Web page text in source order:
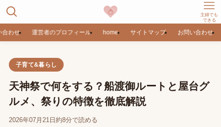
主婦でも
できる
合わせ 運営者のプロフィール home サイトマップ お問い合わせ
子育て&暮らし
天神祭で何をする？船渡御ルートと屋台グ
ルメ、祭りの特徴を徹底解説
2026年07月21日 約8分で読める